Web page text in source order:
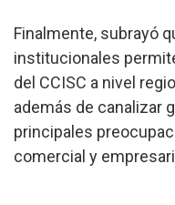
Finalmente, subrayó
institucionales
del CCISC a nivel
además de canalizar
principales
comercial y